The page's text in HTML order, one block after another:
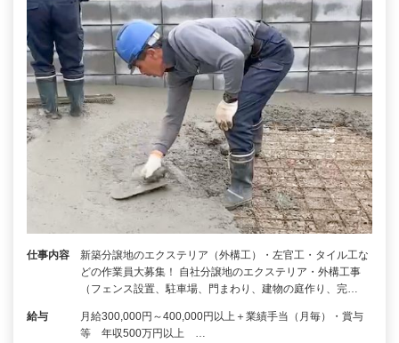
仕事内容
新築分譲地のエクステリア（外構工）・左官工・タイル工な
どの作業員大募集！ 自社分譲地のエクステリア・外構工事
（フェンス設置、駐車場、門まわり、建物の庭作り、完…
給与
月給300,000円～400,000円以上＋業績手当（月毎）・賞与
等 年収500万円以上 …